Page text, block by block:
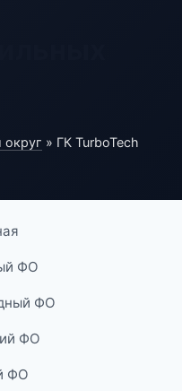
» ГК TurboTech
ФО
ФО
ФО
ФО